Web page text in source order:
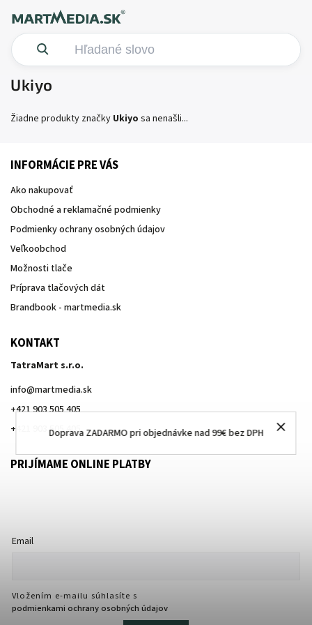
Doprava ZADARMO pri objednávke nad 99€ bez DPH
Ukiyo
Žiadne produkty značky Ukiyo sa nenašli...
INFORMÁCIE PRE VÁS
Ako nakupovať
Obchodné a reklamačné podmienky
Podmienky ochrany osobných údajov
Veľkoobchod
Možnosti tlače
Príprava tlačových dát
Brandbook - martmedia.sk
KONTAKT
TatraMart s.r.o.
info@martmedia.sk
+421 903 505 405
+421 903 505 405
PRIJÍMAME ONLINE PLATBY
Email
Vložením e-mailu súhlasíte s
podmienkami ochrany osobných údajov